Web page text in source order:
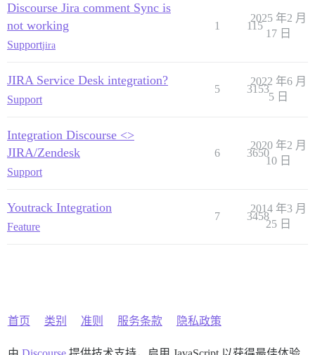
Discourse Jira comment Sync is
not working
Supportjira
1 115
2025 年2 月
17 日
JIRA Service Desk integration?
Support
5 3153
2022 年6 月
5 日
Integration Discourse <>
JIRA/Zendesk
Support
6 3650
2020 年2 月
10 日
Youtrack Integration
Feature
7 3458
2014 年3 月
25 日
首页 类别 准则 服务条款 隐私政策